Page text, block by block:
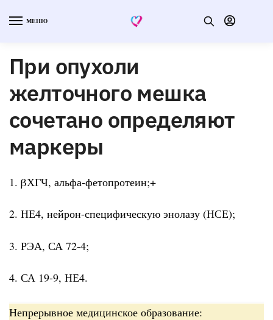
МЕНЮ
При опухоли
желточного мешка
сочетано определяют
маркеры
1. βХГЧ, альфа-фетопротеин;+
2. НЕ4, нейрон-специфическую энолазу (НСЕ);
3. РЭА, СА 72-4;
4. СА 19-9, НЕ4.
Непрерывное медицинское образование: